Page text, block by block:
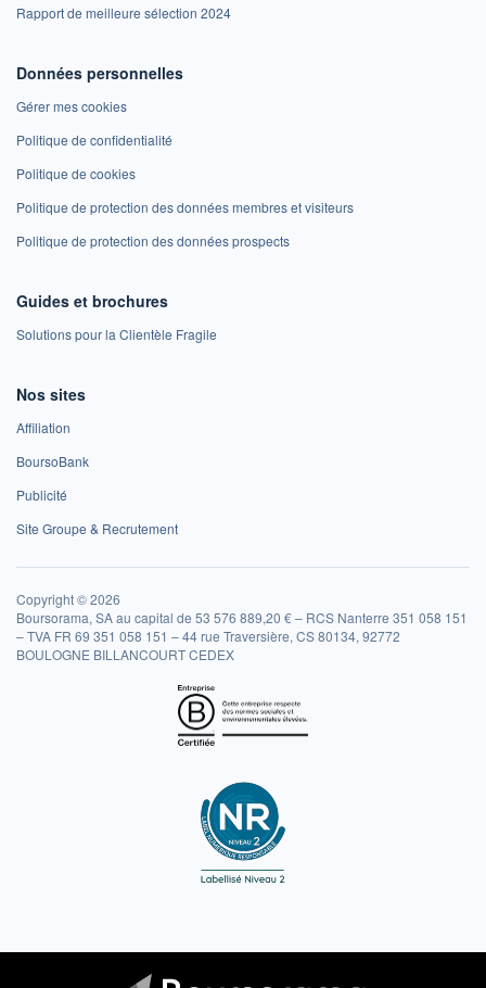
Rapport de meilleure sélection 2024
Données personnelles
Gérer mes cookies
Politique de confidentialité
Politique de cookies
Politique de protection des données membres et visiteurs
Politique de protection des données prospects
Guides et brochures
Solutions pour la Clientèle Fragile
Nos sites
Affiliation
BoursoBank
Publicité
Site Groupe & Recrutement
Copyright © 2026
Boursorama, SA au capital de 53 576 889,20 € – RCS Nanterre 351 058 151
– TVA FR 69 351 058 151 – 44 rue Traversière, CS 80134, 92772
BOULOGNE BILLANCOURT CEDEX